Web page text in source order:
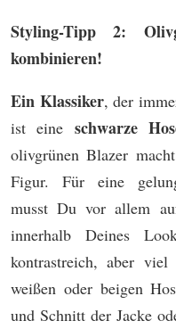
Styling-Tipp 2:
kombinieren!
Ein Klassiker, der
ist eine schwarze
olivgrünen Blazer
Figur. Für eine
musst Du vor allem
innerhalb Deines
kontrastreich, aber
weißen oder beigen
und Schnitt der Jacke